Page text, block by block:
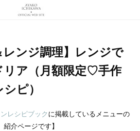
レンジ調理】レンジで
リア（月額限定♡手作
ピ）
レシピブックに掲載しているメニューの
紹介ページです】